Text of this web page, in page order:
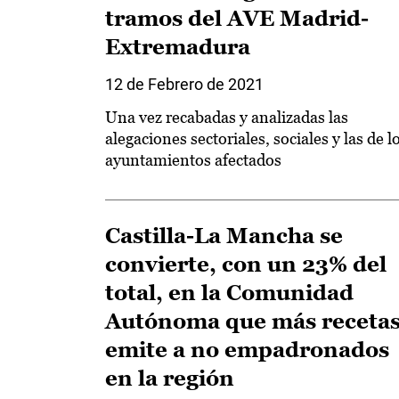
tramos del AVE Madrid-
Extremadura
12 de Febrero de 2021
Una vez recabadas y analizadas las
alegaciones sectoriales, sociales y las de
ayuntamientos afectados
Castilla-La Mancha se
convierte, con un 23% del
total, en la Comunidad
Autónoma que más
emite a no empadronados
en la región